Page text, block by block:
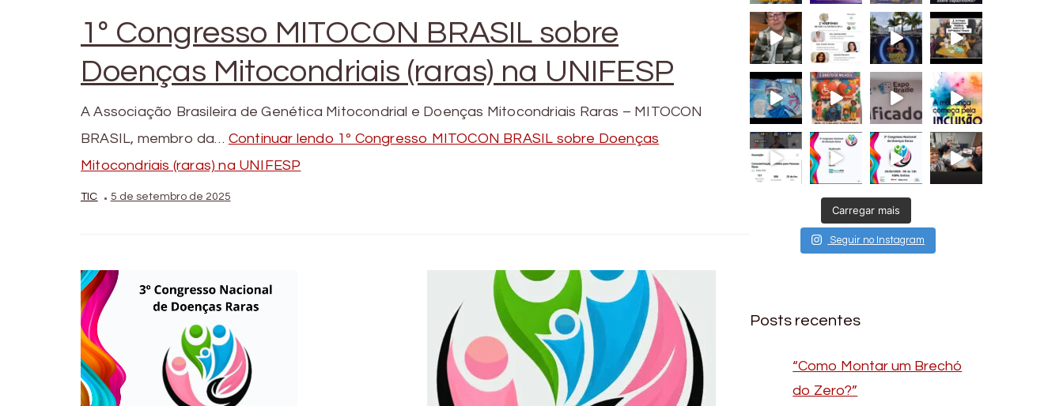
1º Congresso MITOCON BRASIL sobre
Doenças Mitocondriais (raras) na UNIFESP
A Associação Brasileira de Genética Mitocondrial e Doenças Mitocondriais Raras – MITOCON
BRASIL, membro da… Continuar lendo 1º Congresso MITOCON BRASIL sobre Doenças
Mitocondriais (raras) na UNIFESP
TIC 5 de setembro de 2025
Carregar mais
Seguir no Instagram
Posts recentes
“Como Montar um Brechó
do Zero?”